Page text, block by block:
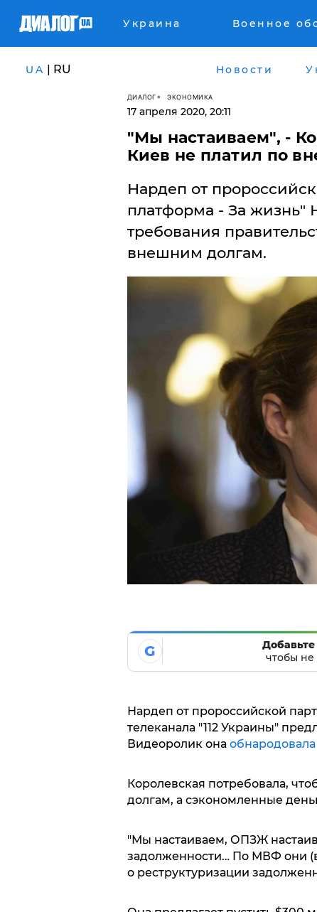
Украина Военное
UA | RU Новости
ДИАЛОГ ЭКОНОМИКА
17 апреля 2020, 20:11
​"Мы настаиваем", -
Киев не платил по
Нардеп от
платформа - За жизнь"
требования
внешним долгам.
G
Добавьте
чтобы не
Нардеп от пророссийской
телеканала "112 Украины"
Видеоролик она обнародовала
Королевская потребовала,
долгам, а сэкономленные
"Мы настаиваем, ОПЗЖ
задолженности… По МВФ они
о реструктуризации